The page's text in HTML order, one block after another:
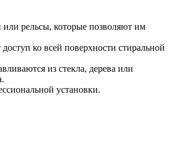
рельсы, которые позволяют им
ко всей поверхности стиральной
из стекла, дерева или
установки.